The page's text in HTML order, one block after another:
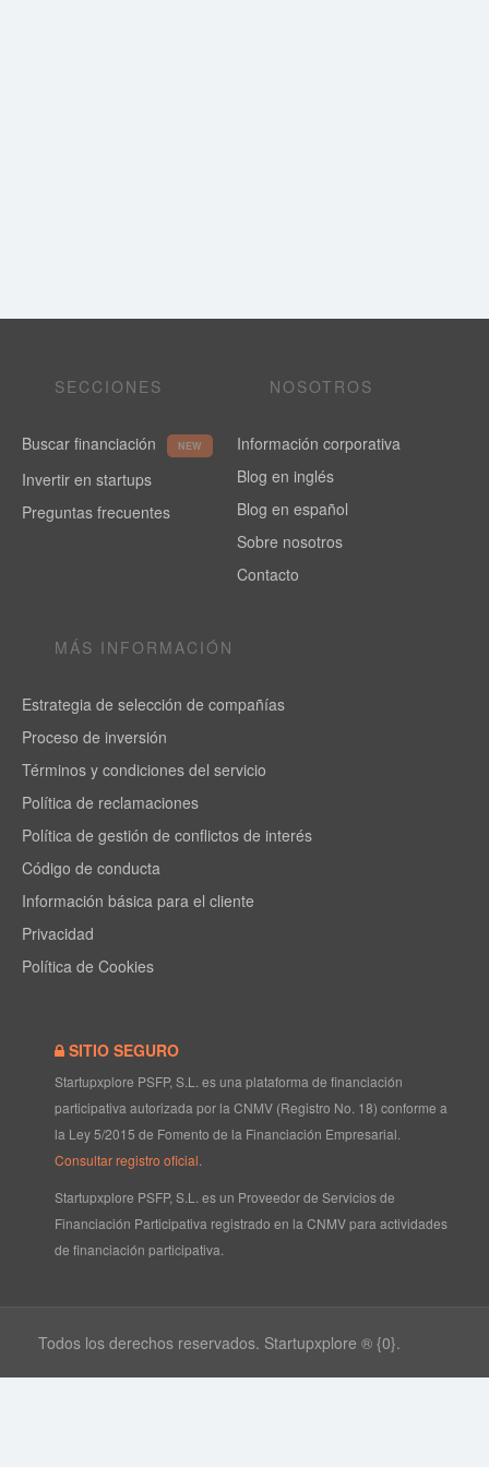
SECCIONES
Buscar financiación NEW
Invertir en startups
Preguntas frecuentes
NOSOTROS
Información corporativa
Blog en inglés
Blog en español
Sobre nosotros
Contacto
MÁS INFORMACIÓN
Estrategia de selección de compañías
Proceso de inversión
Términos y condiciones del servicio
Política de reclamaciones
Política de gestión de conflictos de interés
Código de conducta
Información básica para el cliente
Privacidad
Política de Cookies
SITIO SEGURO
Startupxplore PSFP, S.L. es una plataforma de financiación
participativa autorizada por la CNMV (Registro No. 18) conforme a
la Ley 5/2015 de Fomento de la Financiación Empresarial.
Consultar registro oficial
Startupxplore PSFP, S.L. es un Proveedor de Servicios de
Financiación Participativa registrado en la CNMV para actividades
de financiación participativa.
Todos los derechos reservados. Startupxplore ® {0}.